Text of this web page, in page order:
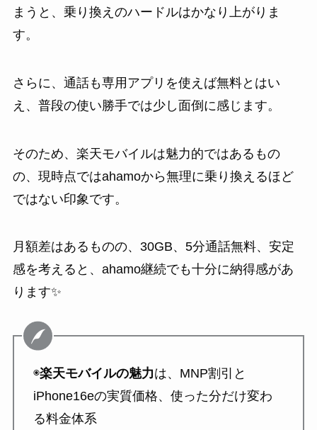
まうと、乗り換えのハードルはかなり上がりま
す。
さらに、通話も専用アプリを使えば無料とはい
え、普段の使い勝手では少し面倒に感じます。
そのため、楽天モバイルは魅力的ではあるもの
の、現時点ではahamoから無理に乗り換えるほど
ではない印象です。
月額差はあるものの、30GB、5分通話無料、安定
感を考えると、ahamo継続でも十分に納得感があ
ります✨
◉楽天モバイルの魅力は、MNP割引と
iPhone16eの実質価格、使った分だけ変わ
る料金体系